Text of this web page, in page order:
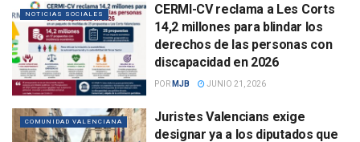
NOTICIAS SOCIALES
CERMI-CV reclama a Les Corts
14,2 millones para blindar los
derechos de las personas con
discapacidad en 2026
POR MJB JUNIO 21, 2026
COMUNIDAD VALENCIANA
Juristes Valencians exige
designar ya a los diputados que